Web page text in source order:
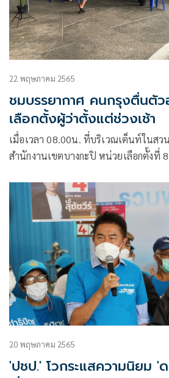
22 พฤษภาคม 2565
ชมบรรยากาศ คนกรุงตื่นตัว
เลือกตั้งผู้ว่าตั้งแต่ช่วงเช้า
เมื่อเวลา 08.00น. ที่บริเวณเต็นท์ในสว
สำนักงานเขตบางกะปิ หน่วยเลือกตั้งที่
กรุงเทพมหานคร และสมาชิกสภากรุง
20 พฤษภาคม 2565
'ปชป.' โวกระแสความนิยม '